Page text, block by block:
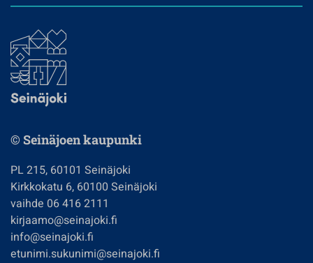
© Seinäjoen kaupunki
PL 215, 60101 Seinäjoki
Kirkkokatu 6, 60100 Seinäjoki
vaihde 06 416 2111
kirjaamo@seinajoki.fi
info@seinajoki.fi
etunimi.sukunimi@seinajoki.fi